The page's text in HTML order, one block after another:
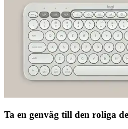
Ta en genväg till den roliga